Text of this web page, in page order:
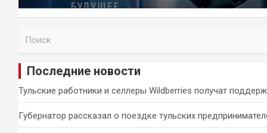
и
Последние новости
Тульские работники и селлеры Wildberries получат
Губернатор рассказал о поездке тульских